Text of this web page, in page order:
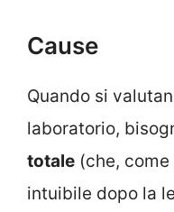
Cause
Quando si
laboratorio,
totale (che,
intuibile dopo la